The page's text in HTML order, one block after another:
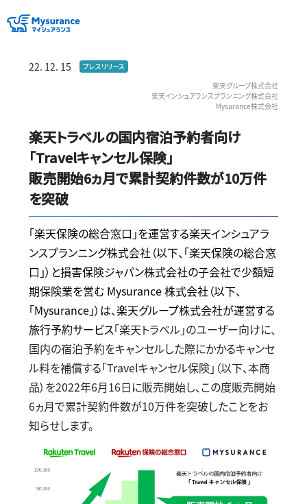
22. 12. 15
プレスリリース
楽天グループ株式会社
楽天インシュアランスプランニング株式会社
Mysurance株式会社
楽天トラベルの国内宿泊予約者向け
「Travelキャンセル保険」
販売開始6ヵ月で累計契約件数が10万件
を突破
「楽天保険の総合窓口」を運営する楽天インシュアラ
ンスプランニング株式会社（以下、「楽天保険の総合窓
口」）と損害保険ジャパン株式会社の子会社で少額短
期保険業を営む Mysurance株式会社（以下、
「Mysurance」）は、楽天グループ株式会社が運営する
旅行予約サービス「楽天トラベル」のユーザー向けに、
国内の宿泊予約をキャンセルした際にかかるキャンセ
ル料を補償する「Travelキャンセル保険」（以下、本商
品）を2022年6月16日に販売開始し、この度販売開始
6ヵ月で累計契約件数が10万件を突破したことをお
知らせします。